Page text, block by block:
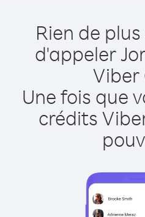
Rien de
d'appeler
Viber
Une fois que
crédits